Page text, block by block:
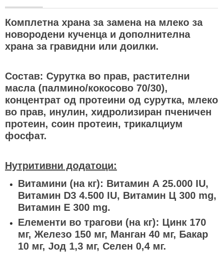
Комплетна храна за замена на млеко за
новородени кученца и дополнителна
храна за гравидни или доилки.
Состав: Сурутка во прав, растителни
масла (палмино/кокосово 70/30),
концентрат од протеини од сурутка, млеко
во прав, инулин, хидролизиран пченичен
протеин, соин протеин, трикалциум
фосфат.
Нутритивни додатоци:
Витамини (на кг): Витамин А 25.000 IU,
Витамин D3 4.500 IU, Витамин Ц 300 mg,
Витамин Е 300 mg.
Елементи во трагови (на кг): Цинк 170
мг, Железо 150 мг, Манган 40 мг, Бакар
10 мг, Јод 1,3 мг, Селен 0,4 мг.